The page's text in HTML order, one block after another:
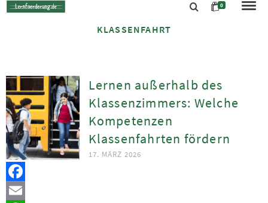
0
KLASSENFAHRT
Lernen außerhalb des
Klassenzimmers: Welche
Kompetenzen
Klassenfahrten fördern
17. MÄRZ 2026
Facebook